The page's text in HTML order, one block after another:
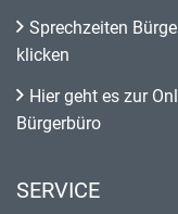
Sprechzeiten
klicken
Hier geht es zur
Bürgerbüro
SERVICE